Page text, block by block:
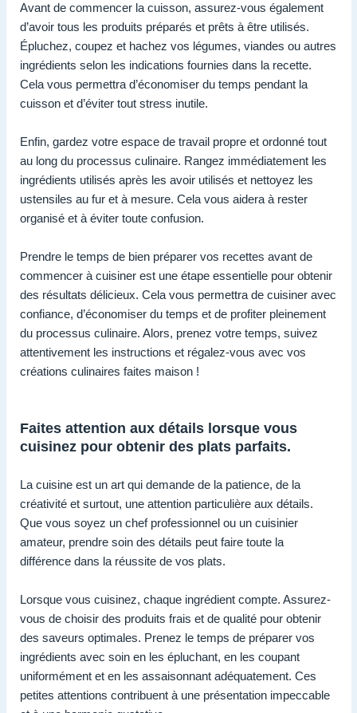
Avant de commencer la cuisson, assurez-vous également
d’avoir tous les produits préparés et prêts à être utilisés.
Épluchez, coupez et hachez vos légumes, viandes ou autres
ingrédients selon les indications fournies dans la recette.
Cela vous permettra d’économiser du temps pendant la
cuisson et d’éviter tout stress inutile.
Enfin, gardez votre espace de travail propre et ordonné tout
au long du processus culinaire. Rangez immédiatement les
ingrédients utilisés après les avoir utilisés et nettoyez les
ustensiles au fur et à mesure. Cela vous aidera à rester
organisé et à éviter toute confusion.
Prendre le temps de bien préparer vos recettes avant de
commencer à cuisiner est une étape essentielle pour obtenir
des résultats délicieux. Cela vous permettra de cuisiner avec
confiance, d’économiser du temps et de profiter pleinement
du processus culinaire. Alors, prenez votre temps, suivez
attentivement les instructions et régalez-vous avec vos
créations culinaires faites maison !
Faites attention aux détails lorsque vous
cuisinez pour obtenir des plats parfaits.
La cuisine est un art qui demande de la patience, de la
créativité et surtout, une attention particulière aux détails.
Que vous soyez un chef professionnel ou un cuisinier
amateur, prendre soin des détails peut faire toute la
différence dans la réussite de vos plats.
Lorsque vous cuisinez, chaque ingrédient compte. Assurez-
vous de choisir des produits frais et de qualité pour obtenir
des saveurs optimales. Prenez le temps de préparer vos
ingrédients avec soin en les épluchant, en les coupant
uniformément et en les assaisonnant adéquatement. Ces
petites attentions contribuent à une présentation impeccable